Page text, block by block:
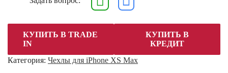
КУПИТЬ В TRADE
IN
КУПИТЬ В
КРЕДИТ
Категория: Чехлы для iPhone XS Max